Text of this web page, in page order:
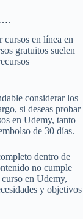
cursos en línea en
gratuitos suelen
considerar los
si deseas probar
en Udemy, tanto
de 30 días.
dentro de
no cumple
en Udemy,
y objetivos